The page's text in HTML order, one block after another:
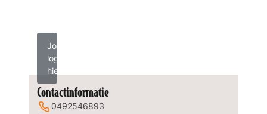
Jouw
logo
hier?
Contactinformatie
0492546893